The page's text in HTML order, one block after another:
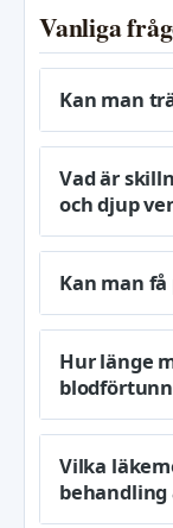
Vanliga
Kan man
Vad är
och djup
Kan man
Hur länge
Vilka
behandling